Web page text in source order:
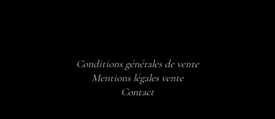
Conditions générales de vente
Mentions légales vente
Contact